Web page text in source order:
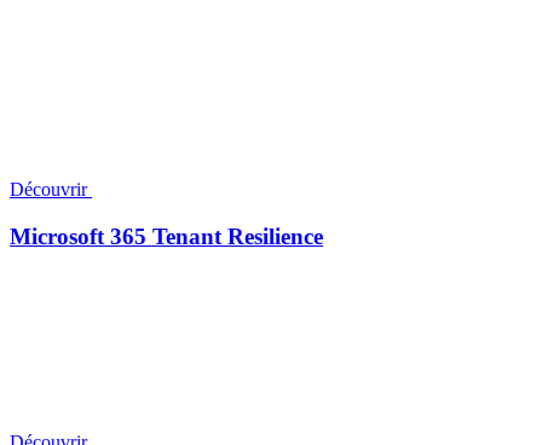
Découvrir
Microsoft 365 Tenant Resilience